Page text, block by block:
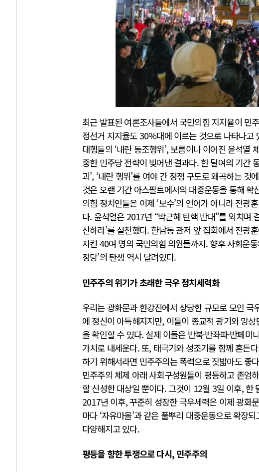
최근 발표된 여론조사들에서 국민의힘 지지율이 민
정선거 지지율도 30%대에 이르는 것으로 나타나고
대행들의 ‘내란 동조행위’, 보름이나 이어진 윤석열
중한 민주당 전략이 빚어낸 결과다. 한 달여의 기간
괴’, ‘내란 행위’를 여야 간 정쟁 구도로 왜곡하는
것은 오랜 기간 아스팔트에서의 대중운동을 통해 확
의힘 정치인들은 이제 ‘보수’의 언어가 아니라 전광
다. 윤석열은 2017년 “박근혜 탄핵 반대”를 외치며
산하라’를 실천했다. 한남동 관저 앞 집회에서 전광
지킨 40여 명의 국민의힘 의원들까지. 향후 사회운
정당’의 탄생 역시 달려있다.
민주주의 위기가 초래한 극우 정치세력화
우리는 광화문과 한강진에서 상당한 규모로 모인 극
에 정신이 아득해지지만, 이들이 종교적 광기와 망
을 확인할 수 있다. 실제 이들은 반북·반좌파·반페미
가치로 내세운다. 또, 태극기와 성조기를 함께 흔든
하기 위해서라면 민주주의는 폭력으로 짓밟아도 좋
민주주의 체제 아래 사회구성원들이 평등하고 존엄
할 신성한 대상일 뿐이다. 그것이 12월 3일 이후, 한
2017년 이후, 꾸준히 성장한 극우세력은 이제 광화
마다 ‘자유마을’과 같은 풀뿌리 대중운동으로 확장
다양해지고 있다.
평등을 향한 투쟁으로 다시, 민주주의